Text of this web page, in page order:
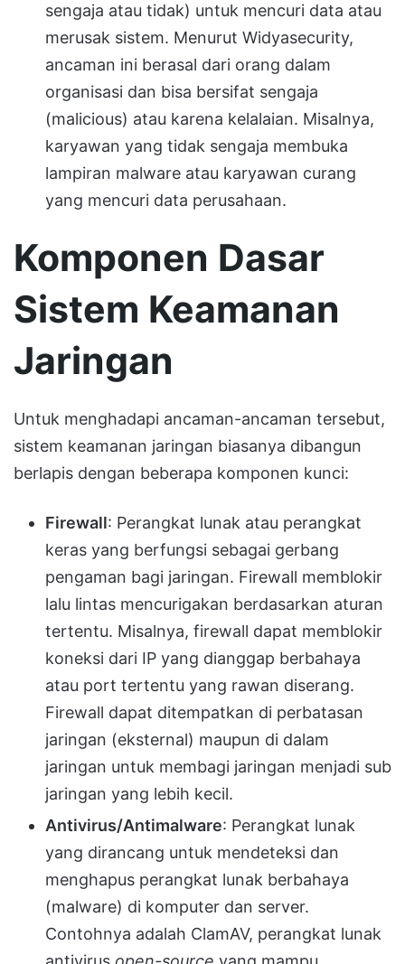
sengaja atau tidak) untuk mencuri data atau
merusak sistem. Menurut Widyasecurity,
ancaman ini berasal dari orang dalam
organisasi dan bisa bersifat sengaja
(malicious) atau karena kelalaian. Misalnya,
karyawan yang tidak sengaja membuka
lampiran malware atau karyawan curang
yang mencuri data perusahaan.
Komponen Dasar
Sistem Keamanan
Jaringan
Untuk menghadapi ancaman-ancaman tersebut,
sistem keamanan jaringan biasanya dibangun
berlapis dengan beberapa komponen kunci:
Firewall: Perangkat lunak atau perangkat
keras yang berfungsi sebagai gerbang
pengaman bagi jaringan. Firewall memblokir
lalu lintas mencurigakan berdasarkan aturan
tertentu. Misalnya, firewall dapat memblokir
koneksi dari IP yang dianggap berbahaya
atau port tertentu yang rawan diserang.
Firewall dapat ditempatkan di perbatasan
jaringan (eksternal) maupun di dalam
jaringan untuk membagi jaringan menjadi sub
jaringan yang lebih kecil.
Antivirus/Antimalware: Perangkat lunak
yang dirancang untuk mendeteksi dan
menghapus perangkat lunak berbahaya
(malware) di komputer dan server.
Contohnya adalah ClamAV, perangkat lunak